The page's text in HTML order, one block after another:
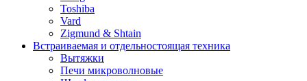
Toshiba
Vard
Zigmund & Shtain
Встраиваемая и отдельностоящая техника
Вытяжки
Печи микроволновые